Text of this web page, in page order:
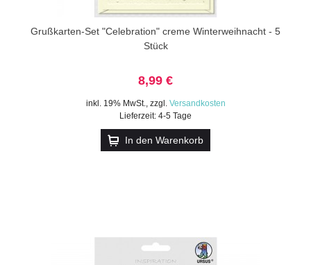
Grußkarten-Set "Celebration" creme Winterweihnacht - 5
Stück
8,99 €
inkl. 19% MwSt., zzgl. Versandkosten
Lieferzeit: 4-5 Tage
In den Warenkorb